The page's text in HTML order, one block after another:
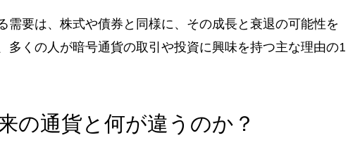
需要は、株式や債券と同様に、その成長と衰退の可能性を
多くの人が暗号通貨の取引や投資に興味を持つ主な理由の1
の通貨と何が違うのか？